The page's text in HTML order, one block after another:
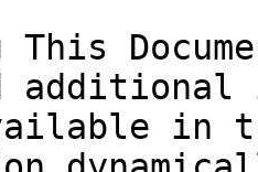
This
in